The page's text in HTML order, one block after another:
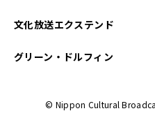
文化放送エクステンド
グリーン・ドルフィン
© Nippon Cultural